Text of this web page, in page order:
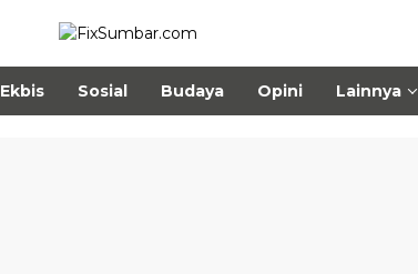
Ekbis Sosial Budaya Opini Lainnya